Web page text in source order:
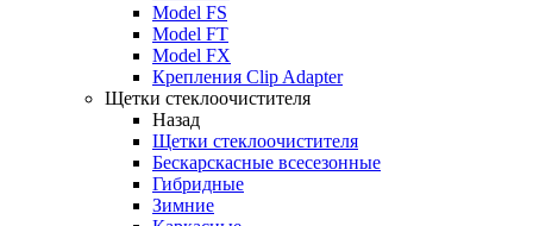
Model FS
Model FT
Model FX
Крепления Clip Adapter
Щетки стеклоочистителя
Назад
Щетки стеклоочистителя
Бескарскасные всесезонные
Гибридные
Зимние